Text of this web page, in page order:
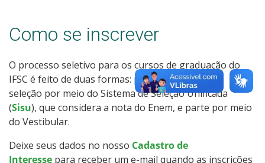
Provas e Gabaritos
Estatísticas dos Processos Seletivos
Cadastro de interesse
Como se inscrever
O processo seletivo para os cursos de graduação do
IFSC é feito de duas formas: parte das vagas tem
seleção por meio do Sistema de Seleção Unificada
(Sisu), que considera a nota do Enem, e parte por meio
do Vestibular.
Deixe seus dados no nosso Cadastro de
Interesse para receber um e-mail quando as inscrições